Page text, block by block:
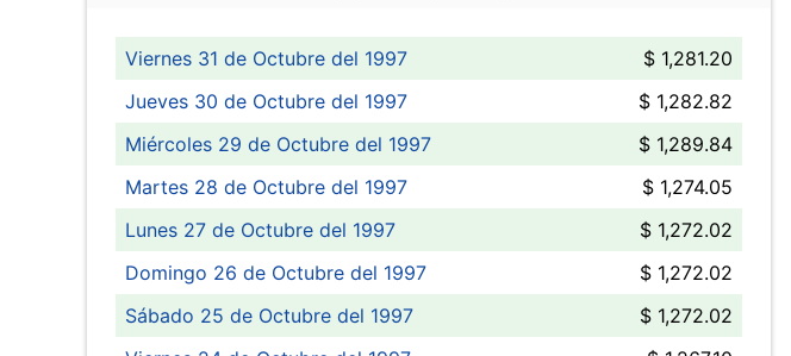
Viernes 31 de Octubre del 1997
$ 1,281.20
Jueves 30 de Octubre del 1997
$ 1,282.82
Miércoles 29 de Octubre del 1997
$ 1,289.84
Martes 28 de Octubre del 1997
$ 1,274.05
Lunes 27 de Octubre del 1997
$ 1,272.02
Domingo 26 de Octubre del 1997
$ 1,272.02
Sábado 25 de Octubre del 1997
$ 1,272.02